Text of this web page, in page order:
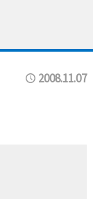
2008.11.07